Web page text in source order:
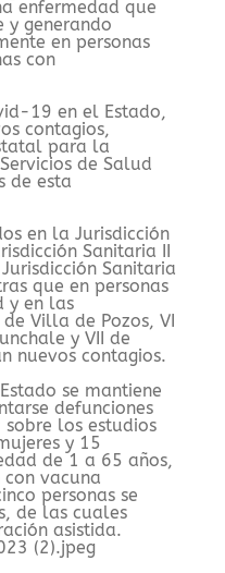
enfermedad que
y generando
en personas
con
19 en el Estado,
contagios,
para la
de Salud
de esta
en la Jurisdicción
Sanitaria II
Sanitaria
que en personas
y en las
Villa de Pozos, VI
y VII de
nuevos contagios.
se mantiene
defunciones
los estudios
y 15
de 1 a 65 años,
vacuna
personas se
de las cuales
asistida.
(2).jpeg